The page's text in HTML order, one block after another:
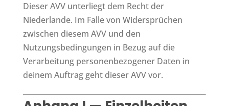
Dieser AVV unterliegt dem Recht der
Niederlande. Im Falle von Widersprüchen
zwischen diesem AVV und den
Nutzungsbedingungen in Bezug auf die
Verarbeitung personenbezogener Daten in
deinem Auftrag geht dieser AVV vor.